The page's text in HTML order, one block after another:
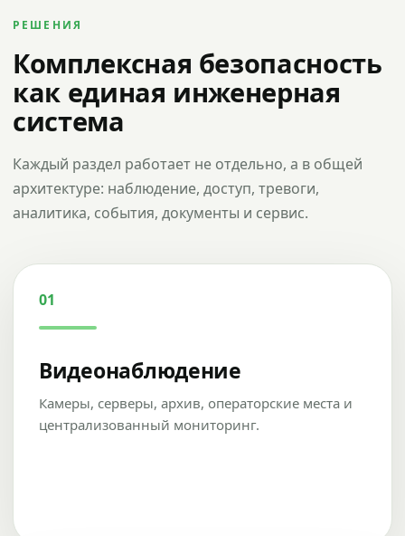
РЕШЕНИЯ
Комплексная безопасность
как единая инженерная
система
Каждый раздел работает не отдельно, а в общей
архитектуре: наблюдение, доступ, тревоги,
аналитика, события, документы и сервис.
01
Видеонаблюдение
Камеры, серверы, архив, операторские места и
централизованный мониторинг.